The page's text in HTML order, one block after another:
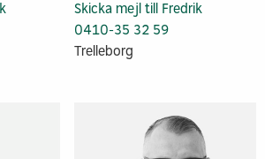
Skicka mejl till Fredrik
0410-35 32 59
Trelleborg